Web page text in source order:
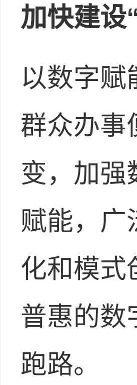
加快建设
以数字赋
群众办事
变，加强
赋能，广
化和模式
普惠的数
跑路。